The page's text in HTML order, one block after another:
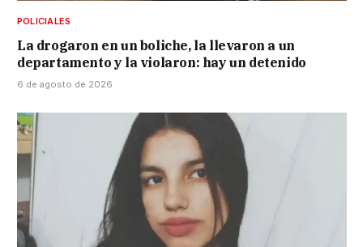
POLICIALES
La drogaron en un boliche, la llevaron a un
departamento y la violaron: hay un detenido
6 de agosto de 2026